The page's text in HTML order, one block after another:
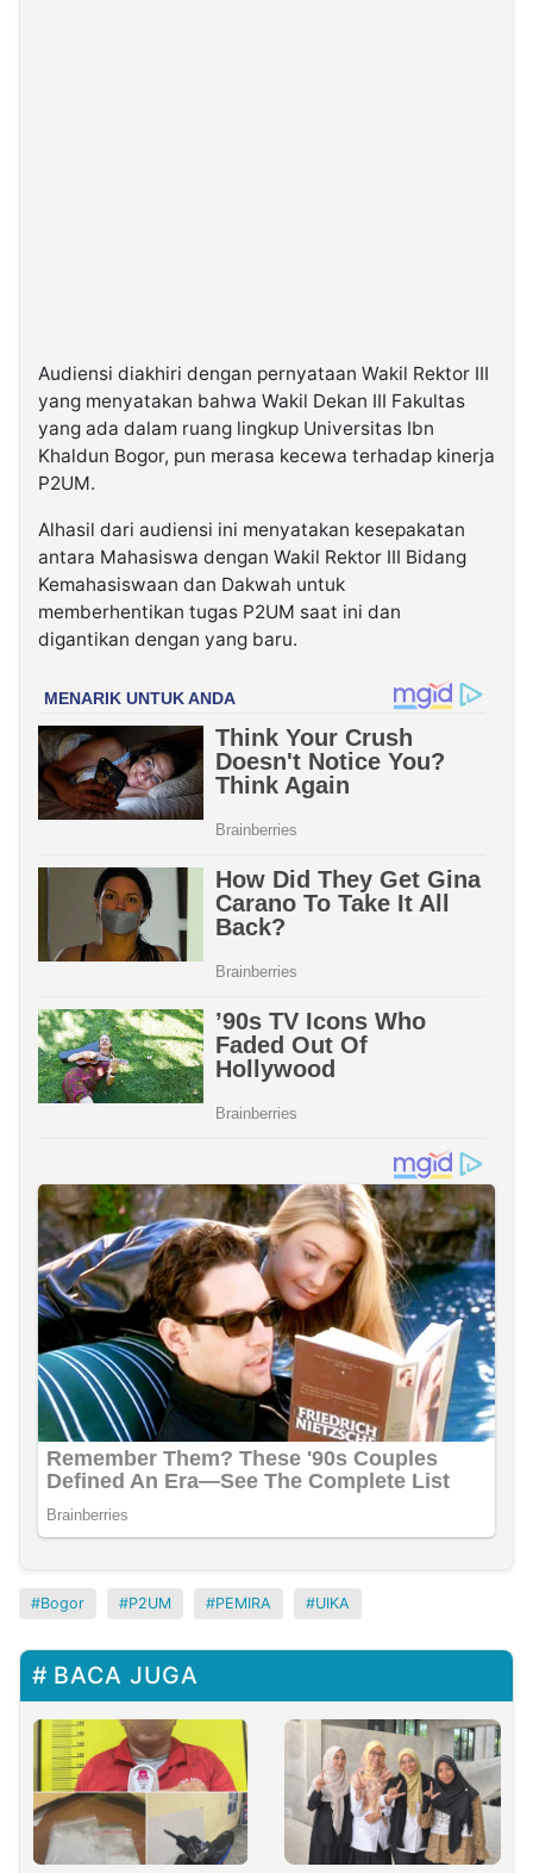
Audiensi diakhiri dengan pernyataan Wakil Rektor III
yang menyatakan bahwa Wakil Dekan III Fakultas
yang ada dalam ruang lingkup Universitas Ibn
Khaldun Bogor, pun merasa kecewa terhadap kinerja
P2UM.
Alhasil dari audiensi ini menyatakan kesepakatan
antara Mahasiswa dengan Wakil Rektor III Bidang
Kemahasiswaan dan Dakwah untuk
memberhentikan tugas P2UM saat ini dan
digantikan dengan yang baru.
Bogor P2UM PEMIRA UIKA
BACA JUGA